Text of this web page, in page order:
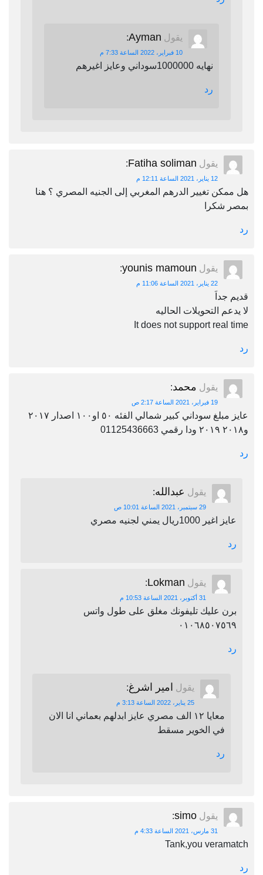
يقول Ayman
:
10 فبراير، 2022 الساعة 7:33 م
نهايه 1000000سوداني وعايز اغيرهم
رد
يقول Fatiha soliman
:
12 يناير، 2021 الساعة 12:11 م
هل ممكن تغيير الدرهم المغربي إلى الجنيه المصري ؟ هنا
بمصر شكرا
رد
يقول younis mamoun
:
22 يناير، 2021 الساعة 11:06 م
قديم جداَ
لا يدعم التحويلات الحاليه
It does not support real time
رد
يقول محمد:
19 فبراير، 2021 الساعة 2:17 ص
عايز مبلغ سوداني كبير شمالي الفئه ٥٠ او١٠٠ اصدار ٢٠١٧
و٢٠١٨ ٢٠١٩ ودا رقمي 01125436663
رد
يقول عبدالله:
29 سبتمبر، 2021 الساعة 10:01 ص
عايز اغير 1000ريال يمني لجنيه مصري
رد
يقول Lokman
:
31 أكتوبر، 2021 الساعة 10:53 م
برن عليك تليفونك مغلق على طول واتس
٠١٠٦٨٥٠٧٥٦٩
رد
يقول امير اشرغ:
25 يناير، 2022 الساعة 3:13 م
معايا ١٢ الف مصري عايز ابدلهم بعماني انا الان
في الخوير مسقط
رد
يقول simo
:
31 مارس، 2021 الساعة 4:33 م
Tank,you veramatch
رد